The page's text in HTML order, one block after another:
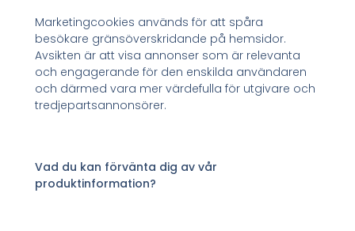
Marketingcookies används för att spåra
besökare gränsöverskridande på hemsidor.
Avsikten är att visa annonser som är relevanta
och engagerande för den enskilda användaren
och därmed vara mer värdefulla för utgivare och
tredjepartsannonsörer.
Vad du kan förvänta dig av vår
produktinformation?